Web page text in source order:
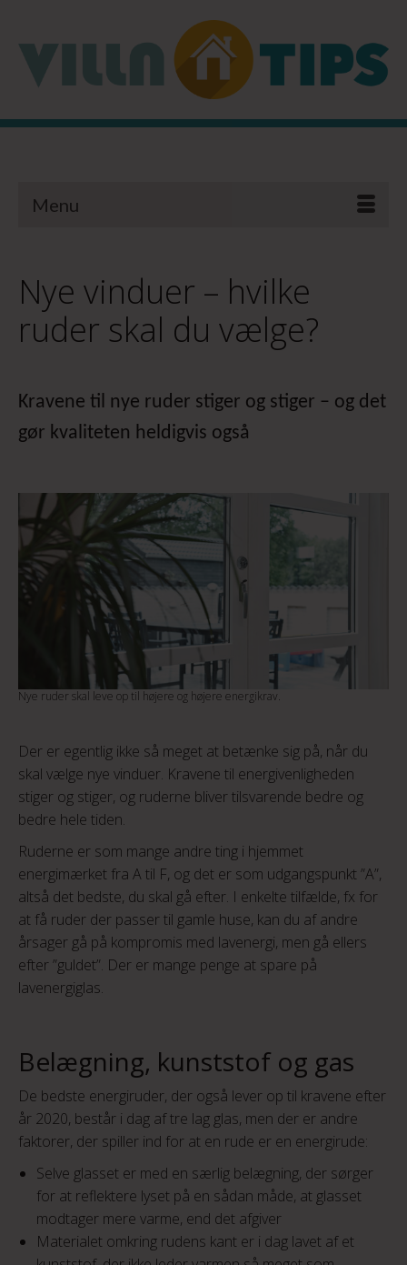
Menu
Nye vinduer – hvilke
ruder skal du vælge?
Kravene til nye ruder stiger og stiger – og det
gør kvaliteten heldigvis også
Nye ruder skal leve op til højere og højere energikrav.
Der er egentlig ikke så meget at betænke sig på, når du
skal vælge nye vinduer. Kravene til energivenligheden
stiger og stiger, og ruderne bliver tilsvarende bedre og
bedre hele tiden.
Ruderne er som mange andre ting i hjemmet
energimærket fra A til F, og det er som udgangspunkt ”A”,
altså det bedste, du skal gå efter. I enkelte tilfælde, fx for
at få ruder der passer til gamle huse, kan du af andre
årsager gå på kompromis med lavenergi, men gå ellers
efter ”guldet”. Der er mange penge at spare på
lavenergiglas.
Belægning, kunststof og gas
De bedste energiruder, der også lever op til kravene efter
år 2020, består i dag af tre lag glas, men der er andre
faktorer, der spiller ind for at en rude er en energirude:
Selve glasset er med en særlig belægning, der sørger
for at reflektere lyset på en sådan måde, at glasset
modtager mere varme, end det afgiver
Materialet omkring rudens kant er i dag lavet af et